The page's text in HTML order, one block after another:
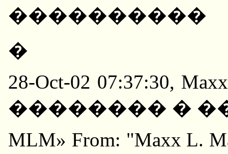
����������
�
28-Oct-02 07:37:30,
�������� �
MLM» From: "Maxx L.